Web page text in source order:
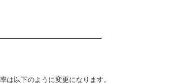
は以下のように変更になります。